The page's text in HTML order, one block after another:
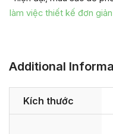
làm việc thiết kế đơn giản
Additional
Kích thước